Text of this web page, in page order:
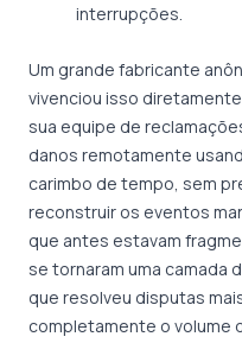
interrupções.
Um grande fabricante
vivenciou isso
sua equipe de
danos remotamente
carimbo de tempo, sem
reconstruir os eventos
que antes estavam
se tornaram uma camada
que resolveu disputas
completamente o volume